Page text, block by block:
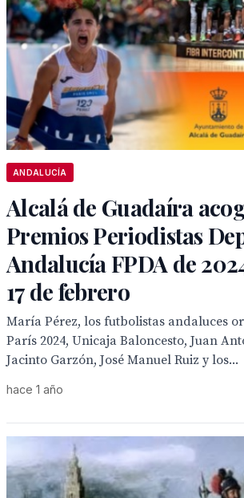
ANDALUCÍA
Alcalá de Guadaíra
Premios Periodistas
Andalucía FPDA de
17 de febrero
María Pérez, los futbolistas andaluces
París 2024, Unicaja Baloncesto, Juan
Jacinto Garzón, José Manuel Ruiz y los...
hace 1 año